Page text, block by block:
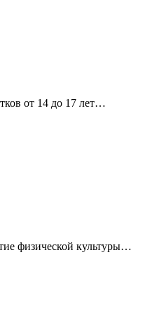
от 14 до 17 лет…
физической культуры…